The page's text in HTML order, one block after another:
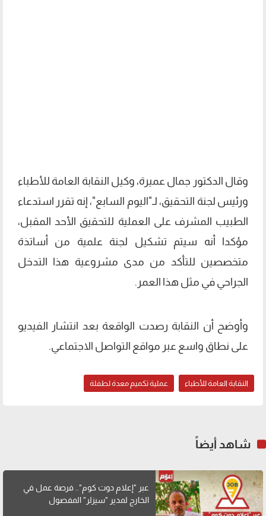
وقال الدكتور جمال عميرة، وكيل النقابة العامة للأطباء
ورئيس لجنة التحقيق، لـ"اليوم السابع"، إنه تقرر استدعاء
الطبيب المشرف على العملية للتحقيق الأحد المقبل،
مؤكدا أنه سيتم تشكيل لجنة علمية من أساتذة
متخصصين للتأكد من مدى مشروعية هذا التدخل
الجراحي في مثل هذا العمر.
وأوضح أن النقابة رصدت الواقعة بعد انتشار الفيديو
على نطاق واسع عبر مواقع التواصل الاجتماعي.
النقابة العامة للأطباء عملية تكميم معدة لطفلة
شاهد أيضاً
عبر "إعلام دوت كوم".. فرصة عمل في
الخارج لمدير "سيزلر" المفصول